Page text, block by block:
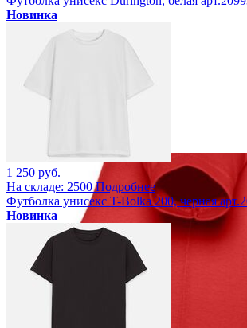
Новинка
1 250 руб.
На складе: 2500Подробнее
Футболка унисекс T-Bolka 200, черная
Новинка